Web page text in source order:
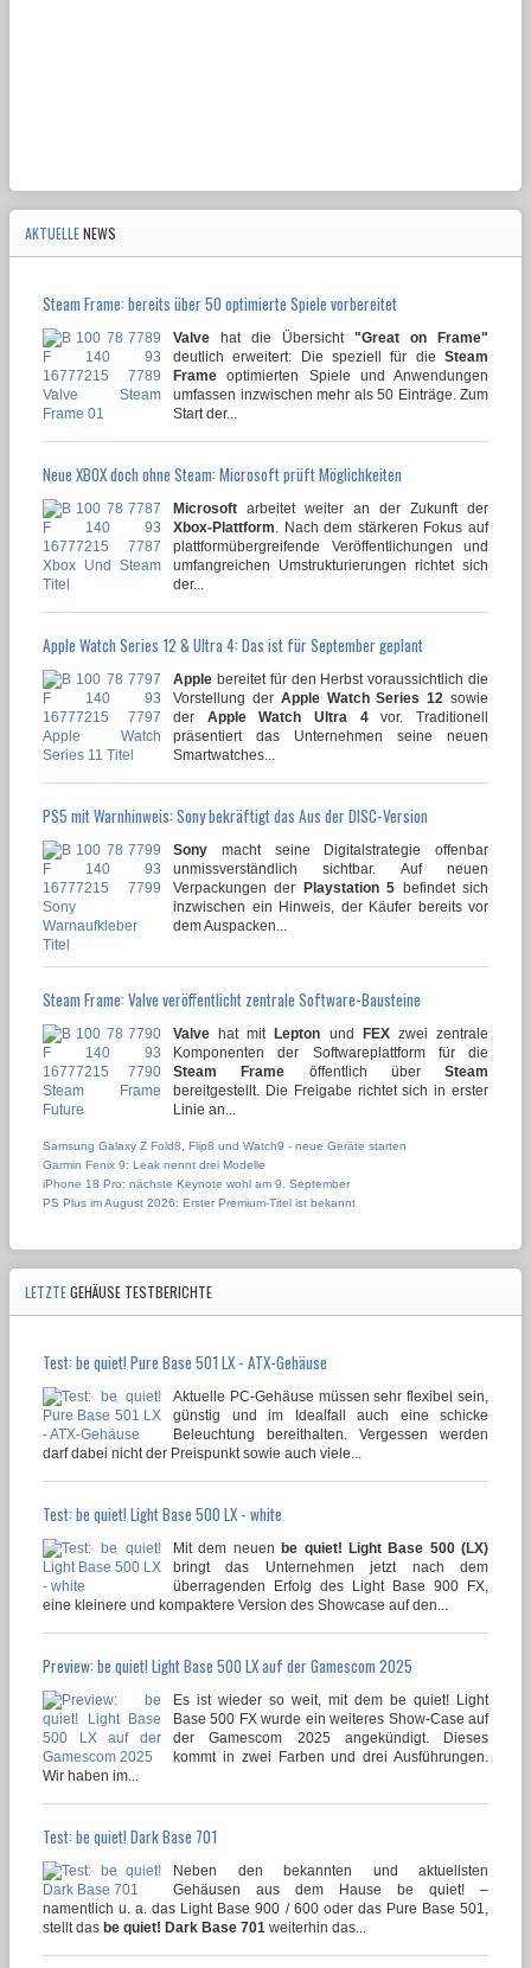
AKTUELLENEWS
Steam Frame: bereits über 50 optimierte Spiele vorbereitet
Valve hat die Übersicht "Great on Frame"
deutlich erweitert: Die speziell für die Steam
Frame optimierten Spiele und Anwendungen
umfassen inzwischen mehr als 50 Einträge. Zum
Start der...
Neue XBOX doch ohne Steam: Microsoft prüft Möglichkeiten
Microsoft arbeitet weiter an der Zukunft der
Xbox-Plattform . Nach dem stärkeren Fokus auf
plattformübergreifende Veröffentlichungen und
umfangreichen Umstrukturierungen richtet sich
der...
Apple Watch Series 12 & Ultra 4: Das ist für September geplant
Apple bereitet für den Herbst voraussichtlich die
Vorstellung der Apple Watch Series 12 sowie
der Apple Watch Ultra 4vor. Traditionell
präsentiert das Unternehmen seine neuen
Smartwatches...
PS5 mit Warnhinweis: Sony bekräftigt das Aus der DISC-Version
Sony macht seine Digitalstrategie offenbar
unmissverständlich sichtbar. Auf neuen
Verpackungen der Playstation 5 befindet sich
inzwischen ein Hinweis, der Käufer bereits vor
dem Auspacken...
Steam Frame: Valve veröffentlicht zentrale Software-Bausteine
Valve hat mitLepton und FEXzwei zentrale
Komponenten der Softwareplattform für die
Steam Frame öffentlich über Steam
bereitgestellt. Die Freigabe richtet sich in erster
Linie an...
Samsung Galaxy Z Fold8, Flip8 und Watch9 - neue Geräte starten
Garmin Fenix 9: Leak nennt drei Modelle
iPhone 18 Pro: nächste Keynote wohl am 9. September
PS Plus im August 2026: Erster Premium-Titel ist bekannt
LETZTEGEHÄUSE TESTBERICHTE
Test: be quiet! Pure Base 501 LX - ATX-Gehäuse
Aktuelle PC-Gehäuse müssen sehr flexibel sein,
günstig und im Idealfall auch eine schicke
Beleuchtung bereithalten. Vergessen werden
darf dabei nicht der Preispunkt sowie auch viele...
Test: be quiet! Light Base 500 LX - white
Mit dem neuen be quiet! Light Base 500 (LX)
bringt das Unternehmen jetzt nach dem
überragenden Erfolg des Light Base 900 FX,
eine kleinere und kompaktere Version des Showcase auf den...
Preview: be quiet! Light Base 500 LX auf der Gamescom 2025
Es ist wieder so weit, mit dem be quiet! Light
Base 500 FX wurde ein weiteres Show-Case auf
der Gamescom 2025 angekündigt. Dieses
kommt in zwei Farben und drei Ausführungen.
Wir haben im...
Test: be quiet! Dark Base 701
Neben den bekannten und aktuellsten
Gehäusen aus dem Hause be quiet! –
namentlich u. a. das Light Base 900 / 600 oder das Pure Base 501,
stellt das be quiet! Dark Base 701 weiterhin das...